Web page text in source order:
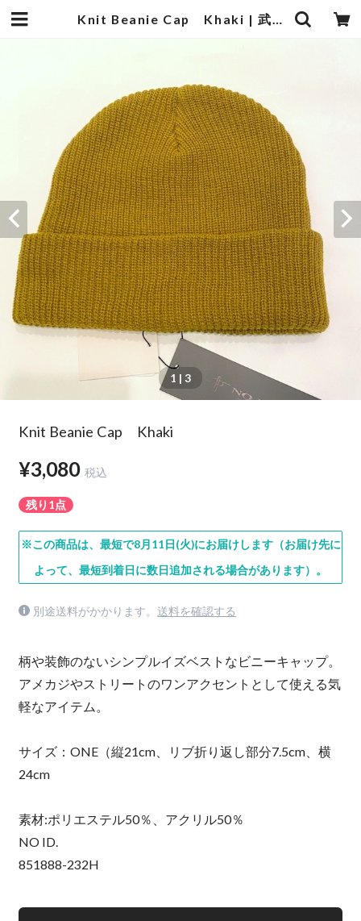
Knit Beanie Cap Khaki | 武蔵小杉のセレクトショップ【ナクール】-nakool-
1 | 3
Knit Beanie Cap Khaki
¥3,080 税込
残り1点
※この商品は、最短で8月11日(火)にお届けします（お届け先に
よって、最短到着日に数日追加される場合があります）。
別途送料がかかります。 送料を確認する
柄や装飾のないシンプルイズベストなビニーキャップ。
アメカジやストリートのワンアクセントとして使える気
軽なアイテム。
サイズ：ONE（縦21cm、リブ折り返し部分7.5cm、横
24cm
素材:ポリエステル50％、アクリル50％
NO ID.
851888-232H